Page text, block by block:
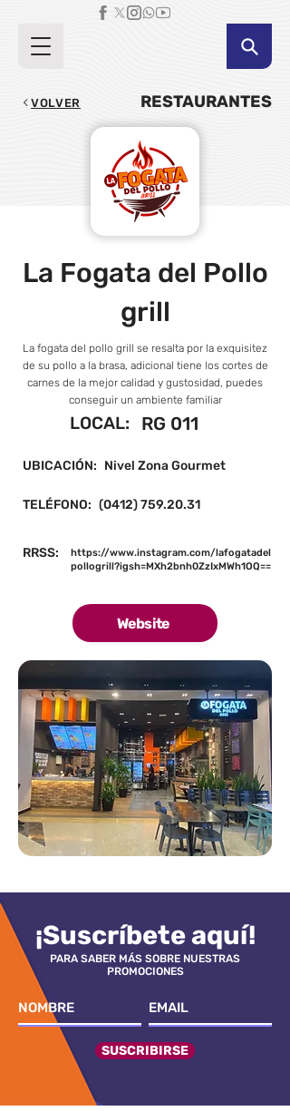
VOLVER RESTAURANTES
La Fogata del Pollo
grill
La fogata del pollo grill se resalta por la exquisitez
de su pollo a la brasa, adicional tiene los cortes de
carnes de la mejor calidad y gustosidad, puedes
conseguir un ambiente familiar
LOCAL: RG 011
UBICACIÓN: Nivel Zona Gourmet
TELÉFONO: (0412) 759.20.31
RRSS:
https://www.instagram.com/lafogatadel
pollogrill?igsh=MXh2bnh0ZzIxMWh1OQ==
Website
¡Suscríbete aquí!
PARA SABER MÁS SOBRE NUESTRAS
PROMOCIONES
SUSCRIBIRSE